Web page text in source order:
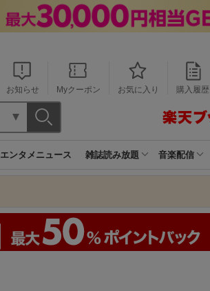
お知らせ Myクーポン お気に入り 購入履歴
エンタメニュース 雑誌読み放題 音楽配信